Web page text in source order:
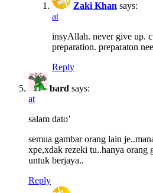
Zaki Khan says:
at
insyAllah. never give up.
preparation. preparaton
Reply
bard says:
at
salam dato’
semua gambar orang lain
xpe,xdak rezeki tu..hanya orang
untuk berjaya..
Reply